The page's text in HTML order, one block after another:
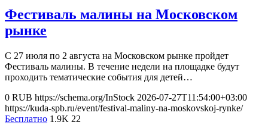
Фестиваль малины на Московском
рынке
С 27 июля по 2 августа на Московском рынке пройдет
Фестиваль малины. В течение недели на площадке будут
проходить тематические события для детей…
0 RUB https://schema.org/InStock 2026-07-27T11:54:00+03:00
https://kuda-spb.ru/event/festival-maliny-na-moskovskoj-rynke/
Бесплатно 1.9K 22